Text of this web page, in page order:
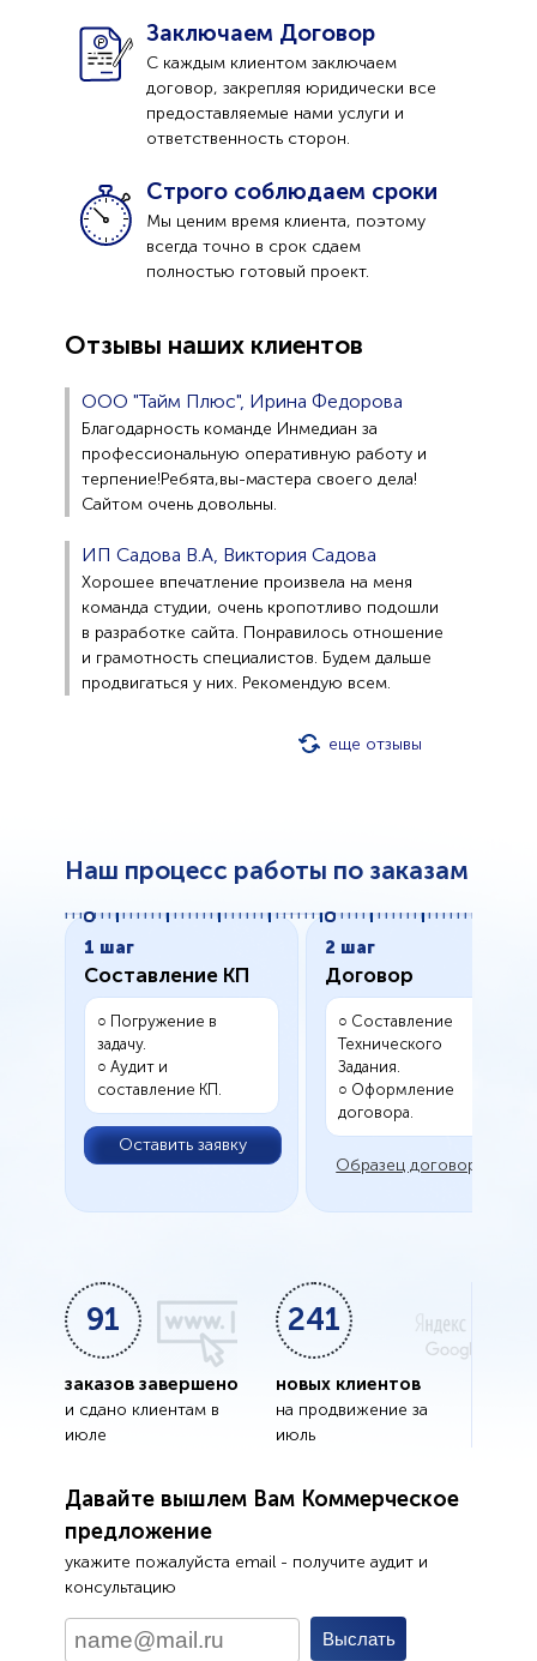
Заключаем Договор
С каждым клиентом заключаем
договор, закрепляя юридически все
предоставляемые нами услуги и
ответственность сторон.
Строго соблюдаем сроки
Мы ценим время клиента, поэтому
всегда точно в срок сдаем
полностью готовый проект.
Отзывы наших клиентов
ООО "Тайм Плюс", Ирина Федорова
Благодарность команде Инмедиан за
профессиональную оперативную работу и
терпение!Ребята,вы-мастера своего дела!
Сайтом очень довольны.
ИП Садова В.А, Виктория Садова
Хорошее впечатление произвела на меня
команда студии, очень кропотливо подошли
в разработке сайта. Понравилось отношение
и грамотность специалистов. Будем дальше
продвигаться у них. Рекомендую всем.
еще отзывы
Наш процесс работы по заказам
1 шаг
Составление КП
○ Погружение в
задачу.
○ Аудит и
составление КП.
Оставить заявку
2 шаг
Договор
○ Составление
Технического
Задания.
○ Оформление
договора.
Образец договора
91
заказов завершено
и сдано клиентам в
июле
241
новых клиентов
на продвижение за
июль
Давайте вышлем Вам Коммерческое
предложение
укажите пожалуйста email - получите аудит и
консультацию